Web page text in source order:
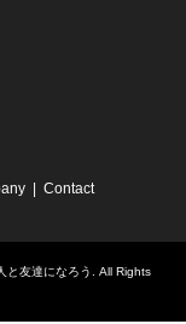
Contact
と友達になろう. All Rights